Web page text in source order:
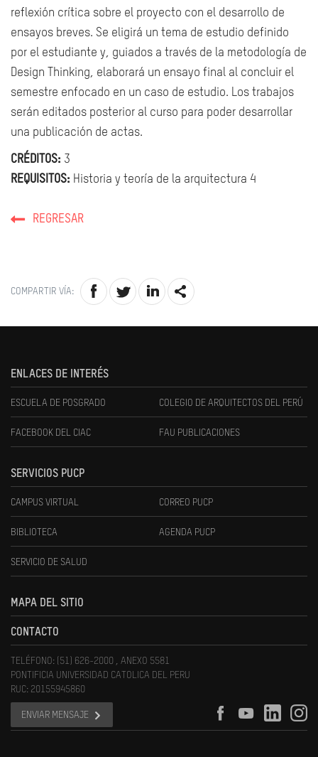
reflexión crítica sobre el proyecto con el desarrollo de
ensayos breves. Se eligirá un tema de estudio definido
por el estudiante y, guiados a través de la metodología de
Design Thinking, elaborará un ensayo final al concluir el
semestre enfocado en un caso de estudio. Los trabajos
serán editados posterior al curso para poder desarrollar
una publicación de actas.
CRÉDITOS: 3
REQUISITOS: Historia y teoría de la arquitectura 4
REGRESAR
COMPARTIR VÍA:
ENLACES DE INTERÉS
ESCUELA DE POSGRADO COLEGIO DE ARQUITECTOS DEL PERÚ
FACEBOOK DEL CIAC FAU PUBLICACIONES
SERVICIOS PUCP
CAMPUS VIRTUAL CORREO PUCP
BIBLIOTECA AGENDA PUCP
SERVICIO DE SALUD
MAPA DEL SITIO
CONTACTO
TELÉFONO: (51) 626-2000 , ANEXO 5581
PONTIFICIA UNIVERSIDAD CATOLICA DEL PERU
RUC: 20155945860
ENVIAR MENSAJE